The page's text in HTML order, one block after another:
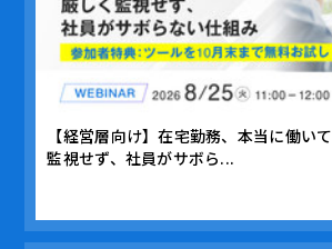
【経営層向け】在宅勤務、本当に働い
監視せず、社員がサボら...